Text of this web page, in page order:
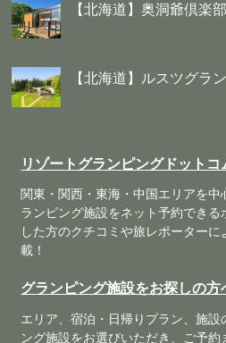
【北海道】奥洞爺倶楽部
【北海道】ルスツグ
リゾートグランピングドット
関東・関西・東海・中国エリアを
ランピング施設をネット予約できる
した方のクチコミや旅レポーター
載！
グランピング施設をお探しの
エリア、宿泊・日帰りプラン、施
ング施設をお選びいただき、ご予約